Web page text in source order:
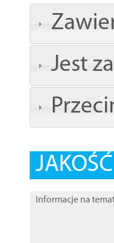
Jest
Informacje na